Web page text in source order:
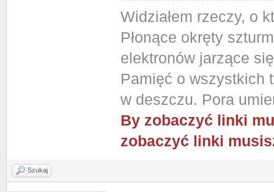
Widziałem rzeczy, o
Płonące okręty
elektronów jarzące
Pamięć o wszystkich
w deszczu. Pora
By zobaczyć linki
zobaczyć linki
Szukaj